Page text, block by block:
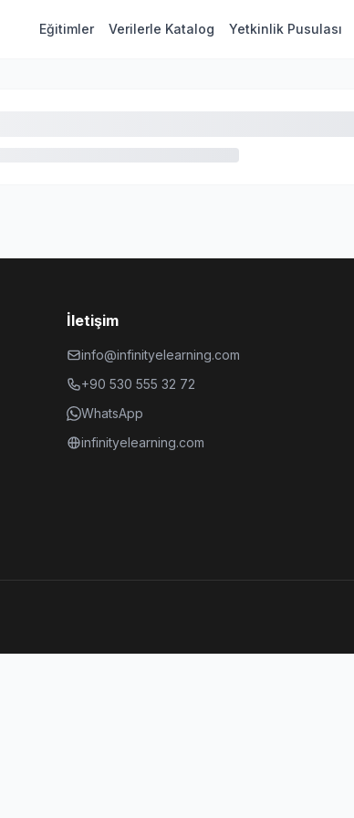
Eğitimler Verilerle Katalog Yetkinlik Pusulası
İletişim
info@infinityelearning.com
+90 530 555 32 72
WhatsApp
infinityelearning.com